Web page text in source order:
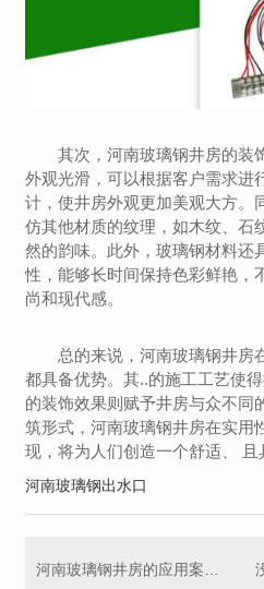
其次，河南玻璃钢井房的装
外观光滑，可以根据客户需求进
计，使井房外观更加美观大方。
仿其他材质的纹理，如木纹、石
然的韵味。此外，玻璃钢材料还
性，能够长时间保持色彩鲜艳，
尚和现代感。
总的来说，河南玻璃钢井房
都具备优势。其..的施工工艺使
的装饰效果则赋予井房与众不同
筑形式，河南玻璃钢井房在实用
现，将为人们创造一个舒适、 且
河南玻璃钢出水口